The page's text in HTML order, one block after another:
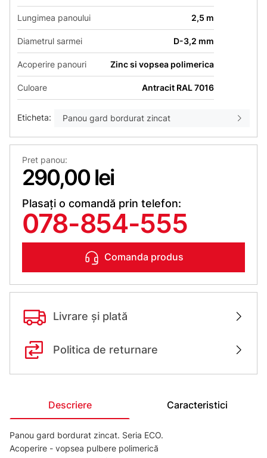
Lungimea panoului 2,5 m
Diametrul sarmei D-3,2 mm
Acoperire panouri Zinc si vopsea polimerica
Culoare Antracit RAL 7016
Eticheta: Panou gard bordurat zincat
Pret panou:
290,00 lei
Plasați o comandă prin telefon:
078-854-555
Comanda produs
Livrare și plată
Politica de returnare
Descriere Caracteristici
Panou gard bordurat zincat. Seria ECO.
Acoperire - vopsea pulbere polimerică